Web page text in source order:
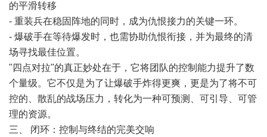
的平滑转移
- 重装兵在稳固阵地的同时，成为仇恨接力的关键一环。
- 爆破手在等待爆发时，也需协助仇恨衔接，并为最终的清
场寻找最佳位置。
"四点对拉"的真正妙处在于，它将团队的控制能力提升了数
个量级。它不仅是为了让爆破手炸得更爽，更是为了将不可
控的、散乱的战场压力，转化为一种可预测、可引导、可管
理的资源。
三、 闭环：控制与终结的完美交响